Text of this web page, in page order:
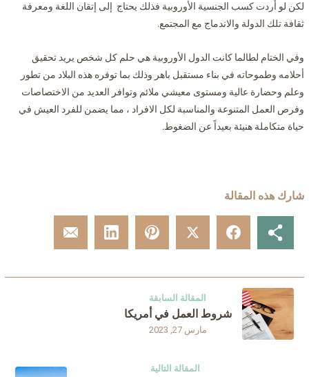
لكن لو أردت كسب الجنسية الأوروبية فذلك يحتاج إلى إتقان اللغة ومعرفة
ثقافة تلك الدولة والاندماج مع المجتمع.
وفي الختام لطالما كانت الدول الأوروبية هي حلم كل شخص يريد تحقيق
أحلامه وطموحاته في بناء مستقبل باهر وذلك بما توفره هذه البلاد من تطور
وعلم وحضارة عالية ومستوى معيشي ملائم وتوافر العديد من الاختصاصات
وفرص العمل المتنوعة والمناسبة لكل الافراد ، مما يضمن للفرد العيش في
حياة متكاملة هنيئة بعيداً عن الضغوط.
شارك هذه المقالة
المقالة السابقة
مارس 27, 2023
شروط العمل في أمريكا
المقالة التالية